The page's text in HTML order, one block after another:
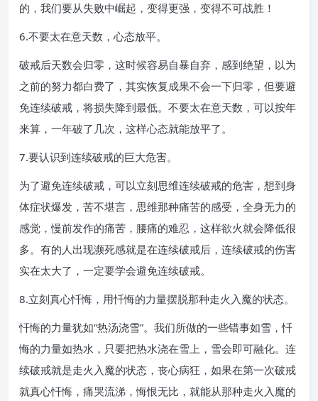
的，我们要从失败中崛起，变得更强，变得不可战胜！
6.不要太在意天数，心态放平。
破戒后天数会归零，这时候容易自暴自弃，感到绝望，以为
之前的努力都白费了，其实恢复成果不会一下归零，但要避
免连续破戒，将损失降到最低。不要太在意天数，可以按年
来算，一年破了几次，这样心态就能放平了。
7.要认识到连续破戒的巨大危害。
为了避免连续破戒，可以立刻思维连续破戒的危害，想到身
体症状爆发，苦不堪言，思维那种痛苦的感受，全身无力的
感觉，慢前发作的痛苦，腰痛的难忍，这样欲火就会降低很
多。有的人出现濒死感就是在连续破戒后，连续破戒的伤害
实在太大了，一定要学会避免连续破戒。
8.立刻真心忏悔，用忏悔的力量摆脱那种走火入魔的状态。
忏悔的力量犹如“热汤浇雪”。我们所做的一些错事如雪，忏
悔的力量如热水，只要把热水浇在雪上，雪会即可融化。连
续破戒就是走火入魔的状态，丧心病狂，如果在第一次破戒
就真心忏悔，痛哭流涕，悔恨无比，就能从那种走火入魔的